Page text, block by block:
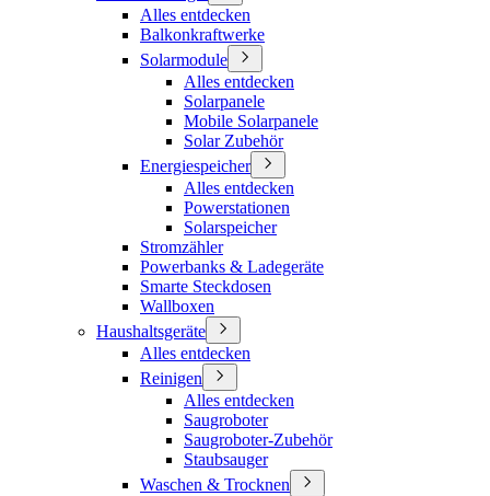
Alles entdecken
Balkonkraftwerke
Solarmodule
Alles entdecken
Solarpanele
Mobile Solarpanele
Solar Zubehör
Energiespeicher
Alles entdecken
Powerstationen
Solarspeicher
Stromzähler
Powerbanks & Ladegeräte
Smarte Steckdosen
Wallboxen
Haushaltsgeräte
Alles entdecken
Reinigen
Alles entdecken
Saugroboter
Saugroboter-Zubehör
Staubsauger
Waschen & Trocknen